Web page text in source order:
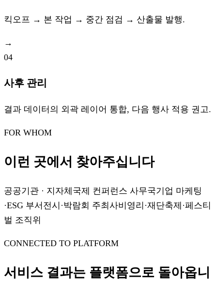
킥오프 → 본 작업 → 중간 점검 → 산출물 발행.
→
04
사후 관리
결과 데이터의 외곽 레이어 통합, 다음 행사 적용 권고.
FOR WHOM
이런 곳에서 찾아주십니다
공공기관 · 지자체 국제 컨퍼런스 사무국기업 마케팅
·ESG 부서 전시·박람회 주최사비영리·재단축제·페스티
벌 조직위
CONNECTED TO PLATFORM
서비스 결과는 플랫폼으로 돌아옵니